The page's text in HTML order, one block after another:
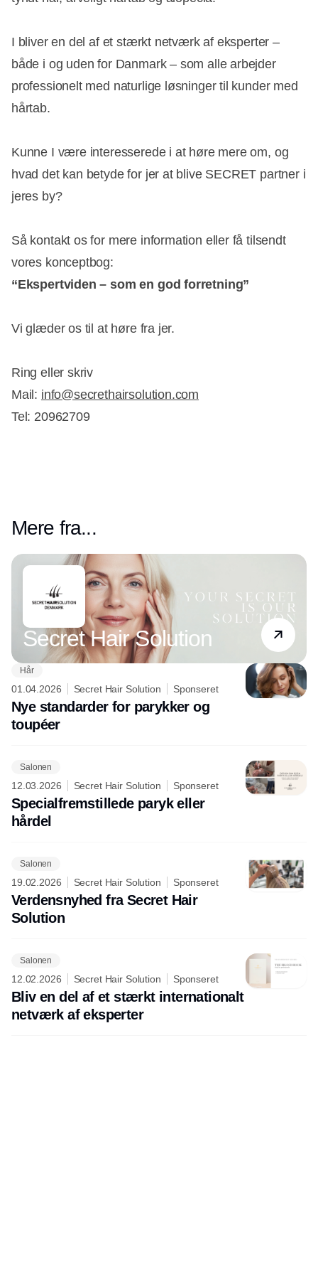
I bliver en del af et stærkt netværk af eksperter –
både i og uden for Danmark – som alle arbejder
professionelt med naturlige løsninger til kunder med
hårtab.
Kunne I være interesserede i at høre mere om, og
hvad det kan betyde for jer at blive SECRET partner i
jeres by?
Så kontakt os for mere information eller få tilsendt
vores konceptbog:
“Ekspertviden – som en god forretning”
Vi glæder os til at høre fra jer.
Ring eller skriv
Mail: info@secrethairsolution.com
Tel: 20962709
Mere fra...
Secret Hair Solution
Hår
01.04.2026 Secret Hair Solution Sponseret
Nye standarder for parykker og
toupéer
Salonen
12.03.2026 Secret Hair Solution Sponseret
Specialfremstillede paryk eller
hårdel
Salonen
19.02.2026 Secret Hair Solution Sponseret
Verdensnyhed fra Secret Hair
Solution
Salonen
12.02.2026 Secret Hair Solution Sponseret
Bliv en del af et stærkt internationalt
netværk af eksperter